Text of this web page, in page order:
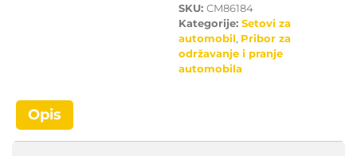
SKU: CM86184
Kategorije: Setovi za
automobil, Pribor za
održavanje i pranje
automobila
Opis